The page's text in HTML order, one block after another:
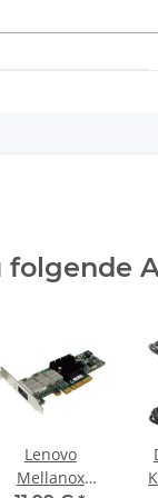
folgende
Lenovo
Mellanox